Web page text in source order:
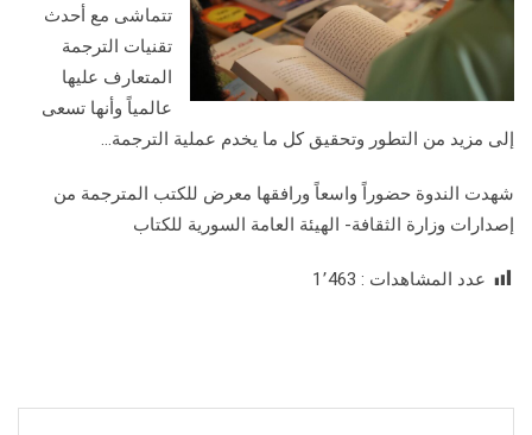
تتماشى مع أحدث
تقنيات الترجمة
المتعارف عليها
عالمياً وأنها تسعى
إلى مزيد من التطور وتحقيق كل ما يخدم عملية الترجمة…
شهدت الندوة حضوراً واسعاً ورافقها معرض للكتب المترجمة من
إصدارات وزارة الثقافة- الهيئة العامة السورية للكتاب
عدد المشاهدات : 1٬463